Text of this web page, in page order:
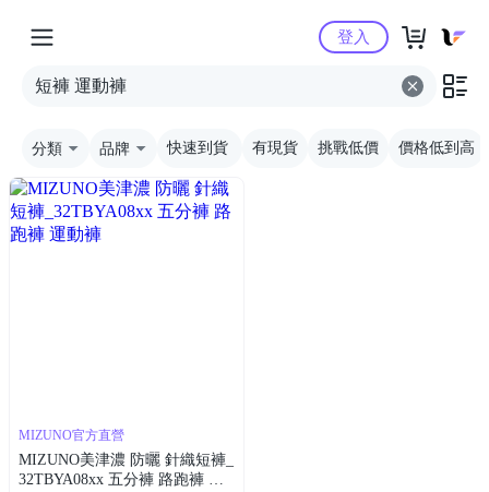
Yahoo購物中心
登入
分類 品牌 快速到貨 有現貨 挑戰低價 價格低到高
MIZUNO官方直營
MIZUNO美津濃 防曬 針織短褲_
32TBYA08xx 五分褲 路跑褲 運